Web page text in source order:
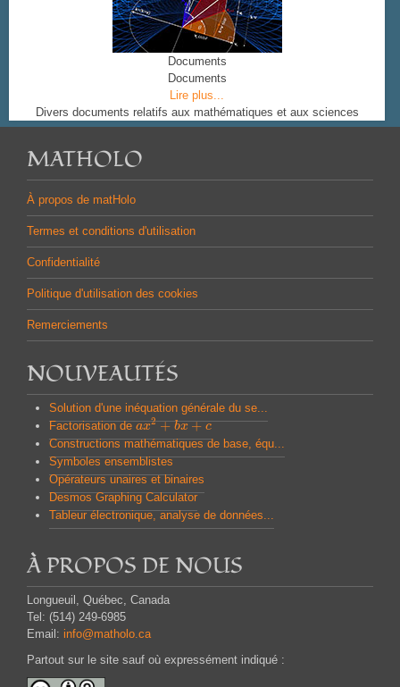
Documents
Documents
Lire plus...
Divers documents relatifs aux mathématiques et aux sciences
MATHOLO
À propos de matHolo
Termes et conditions d'utilisation
Confidentialité
Politique d'utilisation des cookies
Remerciements
NOUVEAUTÉS
Solution d'une inéquation générale du se...
Factorisation deax2 + bx + c
ax2+bx +c
Constructions mathématiques de base, équ...
Symboles ensemblistes
Opérateurs unaires et binaires
Desmos Graphing Calculator
Tableur électronique, analyse de données...
À PROPOS DE NOUS
Longueuil, Québec, Canada
Tel: (514) 249-6985
Email: info@matholo.ca
Partout sur le site sauf où expressément indiqué :